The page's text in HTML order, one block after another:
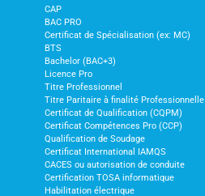
CAP
BAC PRO
Certificat de Spécialisation (ex: MC)
BTS
Bachelor (BAC+3)
Licence Pro
Titre Professionnel
Titre Paritaire à finalité Professionnelle
Certificat de Qualification (CQPM)
Certificat Compétences Pro (CCP)
Qualification de Soudage
Certificat International IAMQS
CACES ou autorisation de conduite
Certification TOSA informatique
Habilitation électrique